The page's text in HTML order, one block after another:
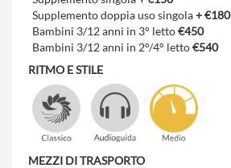
Supplemento doppia uso singola+ €180
Bambini 3/12 anni in 3° letto€450
Bambini 3/12 anni in 2°/4° letto€540
RITMO E STILE
MEZZI DI TRASPORTO